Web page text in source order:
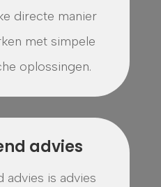
directe manier
met simpele
oplossingen.
advies
advies is advies